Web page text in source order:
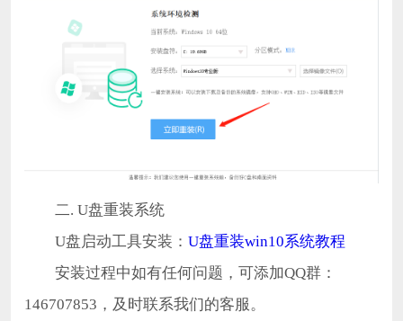
二. U盘重装系统
U盘启动工具安装： U盘重装win10系统教程
安装过程中如有任何问题，可添加QQ群：
146707853，及时联系我们的客服。